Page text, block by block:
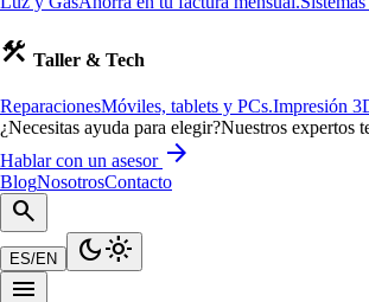
construction Taller & Tech
ReparacionesMóviles, tablets y PCs.Impresión
¿Necesitas ayuda para elegir?Nuestros expertos
Hablar con un asesor arrow_forward
BlogNosotrosContacto
search
ES/EN dark_modelight_mode
menu